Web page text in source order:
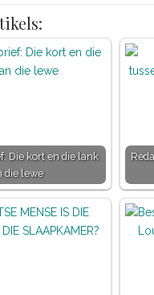
Die kort en die lank
die lewe